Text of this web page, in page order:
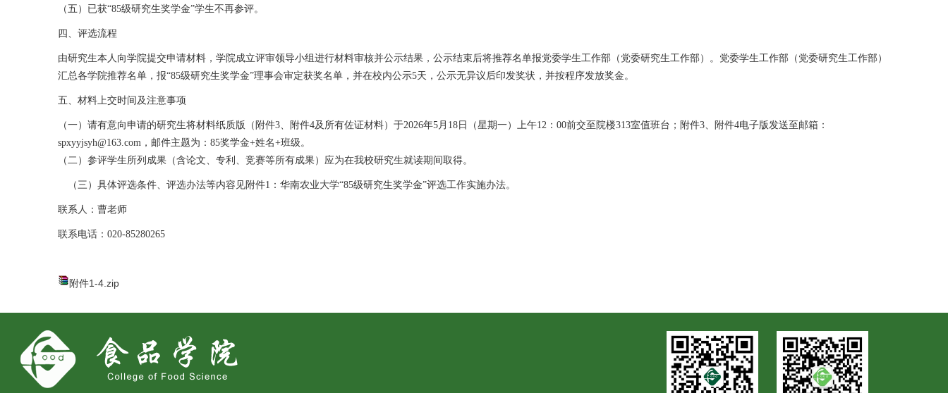
（五）已获“85级研究生奖学金”学生不再参评。
四、评选流程
由研究生本人向学院提交申请材料，学院成立评审领导小组进行材料审核并公示结果，公示结束后将推荐名单报党委学生工作部（党委研究生工作部）。党委学生工作部（党委研究生工作部）
汇总各学院推荐名单，报“85级研究生奖学金”理事会审定获奖名单，并在校内公示5天，公示无异议后印发奖状，并按程序发放奖金。
五、材料上交时间及注意事项
（一）请有意向申请的研究生将材料纸质版（附件3、附件4及所有佐证材料）于2026年5月18日（星期一）上午12：00前交至院楼313室值班台；附件3、附件4电子版发送至邮箱：
spxyyjsyh@163.com，邮件主题为：85奖学金+姓名+班级。
（二）参评学生所列成果（含论文、专利、竞赛等所有成果）应为在我校研究生就读期间取得。
（三）具体评选条件、评选办法等内容见附件1：华南农业大学“85级研究生奖学金”评选工作实施办法。
联系人：曹老师
联系电话：020-85280265
附件1-4.zip